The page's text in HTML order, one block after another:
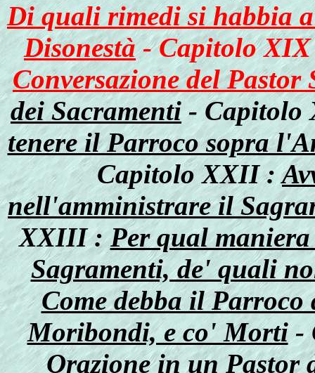
Di quali rimedi si habbia
Disonestà-Capitolo
Conversazione del Pastor
dei Sacramenti-
tenere il Parroco sopra
Capitolo XXII :
nell'amministrare il
XXIII :Per qual
Sagramenti, de' quali
Come debba il
Moribondi, e co' Morti-
Orazione in un Pastor